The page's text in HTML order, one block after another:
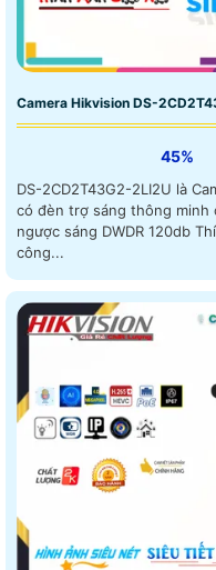
Camera Hikvision DS-
45%
DS-2CD2T43G2-2LI2U là
có đèn trợ sáng thông minh
ngược sáng DWDR 120db
công...